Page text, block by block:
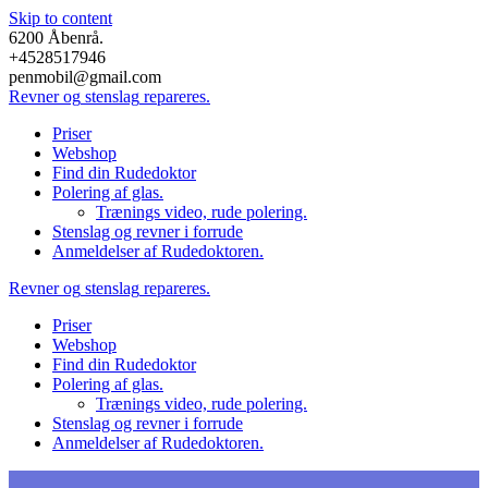
Skip to content
6200 Åbenrå.
+4528517946
penmobil@gmail.com
Revnerog stenslag repareres.
Priser
Webshop
Find din Rudedoktor
Polering af glas.
Trænings video, rude polering.
Stenslag og revner i forrude
Anmeldelser af Rudedoktoren.
Revnerog stenslag repareres.
Priser
Webshop
Find din Rudedoktor
Polering af glas.
Trænings video, rude polering.
Stenslag og revner i forrude
Anmeldelser af Rudedoktoren.